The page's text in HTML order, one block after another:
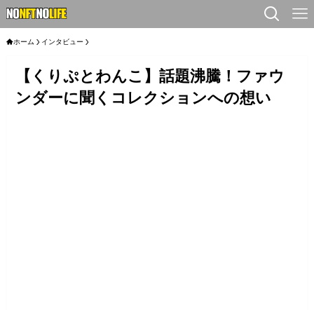
ホーム インタビュー
【くりぷとわんこ】話題沸騰！ファウ
ンダーに聞くコレクションへの想い